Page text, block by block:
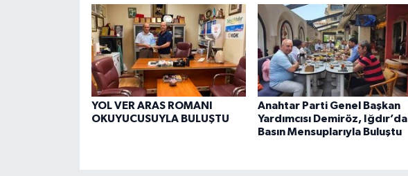
YOL VER ARAS ROMANI
OKUYUCUSUYLA BULUŞTU
Anahtar Parti Genel Başkan
Yardımcısı Demiröz, Iğdır’da
Basın Mensuplarıyla Buluştu